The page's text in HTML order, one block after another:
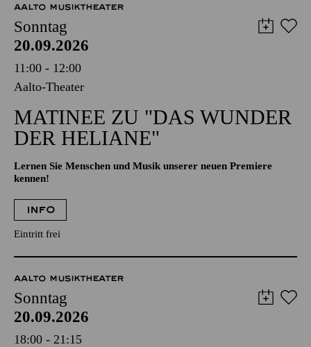
AALTO MUSIKTHEATER
Sonntag
20.09.2026
11:00 - 12:00
Aalto-Theater
MATINEE ZU "DAS WUNDER
DER HELIANE"
Lernen Sie Menschen und Musik unserer neuen Premiere
kennen!
INFO
Eintritt frei
AALTO MUSIKTHEATER
Sonntag
20.09.2026
18:00 - 21:15